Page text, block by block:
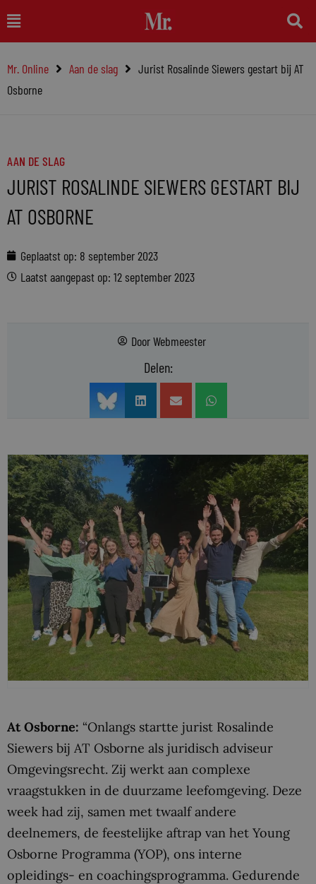
naar
inhoud
Main
Menu
Mr. Online Aan de slag
Jurist Rosalinde Siewers gestart bij AT
Osborne
AAN DE SLAG
JURIST ROSALINDE SIEWERS GESTART BIJ
AT OSBORNE
Geplaatst op: 8 september 2023
Laatst aangepast op: 12 september 2023
DoorWebmeester
Delen:
At Osborne: “Onlangs startte jurist Rosalinde
Siewers bij AT Osborne als juridisch adviseur
Omgevingsrecht. Zij werkt aan complexe
vraagstukken in de duurzame leefomgeving. Deze
week had zij, samen met twaalf andere
deelnemers, de feestelijke aftrap van het Young
Osborne Programma (YOP), ons interne
opleidings- en coachingsprogramma. Gedurende